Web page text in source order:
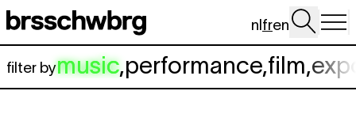
Aller au contenu principal
nlfren
filter bymusic,performance,film,